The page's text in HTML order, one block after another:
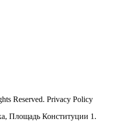
Reserved. Privacy Policy
Площадь Конституции 1.